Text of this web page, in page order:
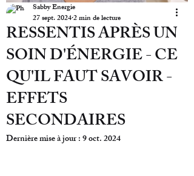
RESSENTIS APRÈS UN
SOIN D'ÉNERGIE - CE
QU'IL FAUT SAVOIR -
EFFETS
SECONDAIRES
Sabby Energie
27 sept. 20242 min de lecture
Dernière mise à jour :9 oct. 2024